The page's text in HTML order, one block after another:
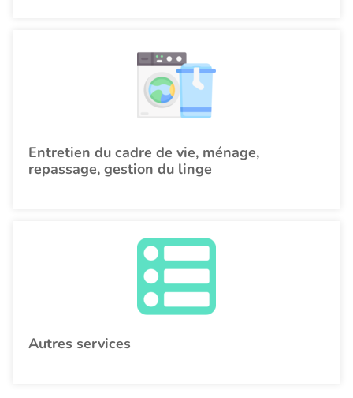
Entretien du cadre de vie, ménage,
repassage, gestion du linge
Autres services